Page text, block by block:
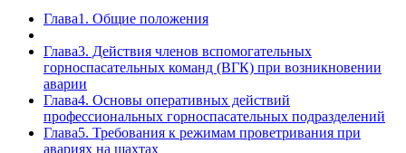
Глава1. Общие положения
Глава3. Действия членов вспомогательных
горноспасательных команд (ВГК) при возникновении
аварии
Глава4. Основы оперативных действий
профессиональных горноспасательных подразделений
Глава5. Требования к режимам проветривания при
авариях на шахтах